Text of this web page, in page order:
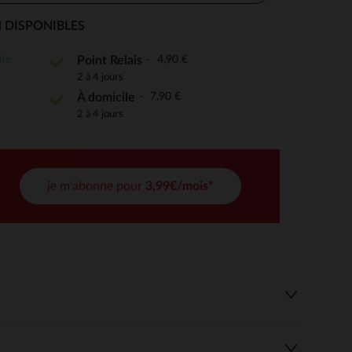
de confidentialité, en garantissant la conformité avec
Point Relais 4,90 €
2 à 4 jours
À domicile 7,90 €
2 à 4 jours
je m'abonne pour 3,99€/mois*